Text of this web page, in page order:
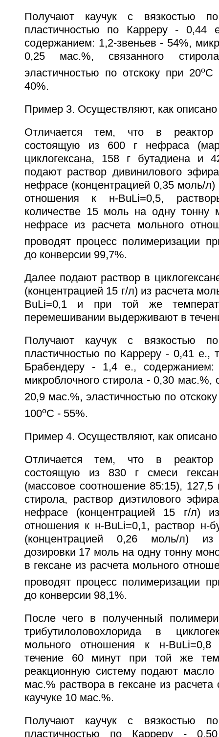
Получают каучук с вязкостью
пластичностью по Карреру -
содержанием: 1,2-звеньев - 54%,
0,25 мас.%, связанного
эластичностью по отскоку при 20oС
40%.
Пример 3. Осуществляют, как
Отличается тем, что в реактор
состоящую из 600 г нефраса
циклогексана, 158 г бутадиена и
подают раствор дивинилового
нефрасе (концентрацией 0,35 моль/л)
отношения к н-BuLi=0,5,
количестве 15 моль на одну
нефрасе из расчета мольного
проводят процесс полимеризации
до конверсии 99,7%.
Далее подают раствор в
(концентрацией 15 г/л) из расчета
BuLi=0,1 и при той же
перемешивании выдерживают в
Получают каучук с вязкостью
пластичностью по Карреру - 0,41 е.,
Брабендеру - 1,4 е., содержанием:
микроблочного стирола - 0,30 мас.%,
20,9 мас.%, эластичностью по
100oС - 55%.
Пример 4. Осуществляют, как
Отличается тем, что в реактор
состоящую из 830 г смеси
(массовое соотношение 85:15), 127,5
стирола, раствор диэтилового
нефрасе (концентрацией 15 г/л)
отношения к н-BuLi=0,1, раствор н-
(концентрацией 0,26 моль/л)
дозировки 17 моль на одну тонну
в гексане из расчета мольного
проводят процесс полимеризации
до конверсии 98,1%.
После чего в полученный
трибутилоловохлорида в
мольного отношения к н-
течение 60 минут при той же
реакционную систему подают
мас.% раствора в гексане из
каучуке 10 мас.%.
Получают каучук с вязкостью
пластичностью по Карреру -